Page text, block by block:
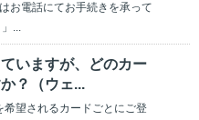
お電話にてお手続きを承って
...
いますが、どのカー
？（ウェ...
望されるカードごとにご登